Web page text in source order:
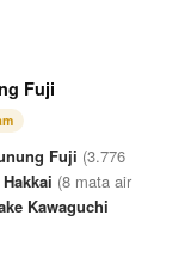
Fuji
Fuji (3.776
(8 mata air
Kawaguchi